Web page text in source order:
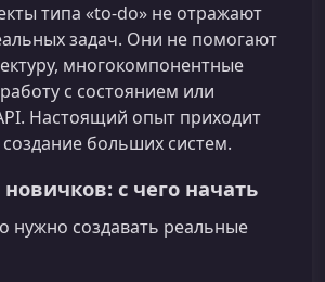
типа «to-do» не отражают
задач. Они не помогают
многокомпонентные
с состоянием или
Настоящий опыт приходит
больших систем.
с чего начать
нужно создавать реальные